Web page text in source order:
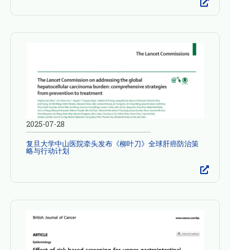
2025-07-28
复旦大学中山医院牵头发布《柳叶刀》全球肝癌防治策
略与行动计划